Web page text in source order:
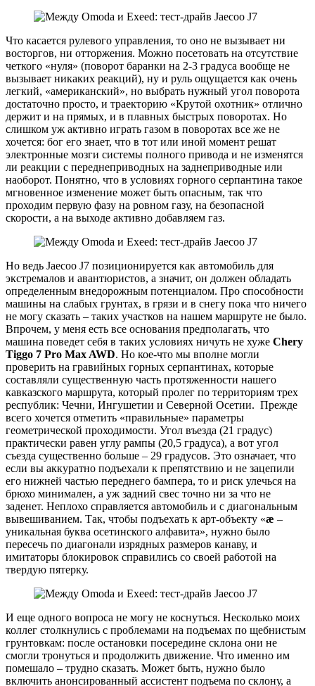
Что касается рулевого управления, то оно не вызывает ни
восторгов, ни отторжения. Можно посетовать на отсутствие
четкого «нуля» (поворот баранки на 2-3 градуса вообще не
вызывает никаких реакций), ну и руль ощущается как очень
легкий, «американский», но выбрать нужный угол поворота
достаточно просто, и траекторию «Крутой охотник» отлично
держит и на прямых, и в плавных быстрых поворотах. Но
слишком уж активно играть газом в поворотах все же не
хочется: бог его знает, что в тот или иной момент решат
электронные мозги системы полного привода и не изменятся
ли реакции с переднеприводных на заднеприводные или
наоборот. Понятно, что в условиях горного серпантина такое
мгновенное изменение может быть опасным, так что
проходим первую фазу на ровном газу, на безопасной
скорости, а на выходе активно добавляем газ.
Но ведь Jaecoo J7 позиционируется как автомобиль для
экстремалов и авантюристов, а значит, он должен обладать
определенным внедорожным потенциалом. Про способности
машины на слабых грунтах, в грязи и в снегу пока что ничего
не могу сказать – таких участков на нашем маршруте не было.
Впрочем, у меня есть все основания предполагать, что
машина поведет себя в таких условиях ничуть не хуже Chery
Tiggo 7 Pro Max AWD. Но кое-что мы вполне могли
проверить на гравийных горных серпантинах, которые
составляли существенную часть протяженности нашего
кавказского маршрута, который пролег по территориям трех
республик: Чечни, Ингушетии и Северной Осетии. Прежде
всего хочется отметить «правильные» параметры
геометрической проходимости. Угол въезда (21 градус)
практически равен углу рампы (20,5 градуса), а вот угол
съезда существенно больше – 29 градусов. Это означает, что
если вы аккуратно подъехали к препятствию и не зацепили
его нижней частью переднего бампера, то и риск улечься на
брюхо минимален, а уж задний свес точно ни за что не
заденет. Неплохо справляется автомобиль и с диагональным
вывешиванием. Так, чтобы подъехать к арт-объекту «ӕ –
уникальная буква осетинского алфавита», нужно было
пересечь по диагонали изрядных размеров канаву, и
имитаторы блокировок справились со своей работой на
твердую пятерку.
И еще одного вопроса не могу не коснуться. Несколько моих
коллег столкнулись с проблемами на подъемах по щебнистым
грунтовкам: после остановки посередине склона они не
смогли тронуться и продолжить движение. Что именно им
помешало – трудно сказать. Может быть, нужно было
включить анонсированный ассистент подъема по склону, а